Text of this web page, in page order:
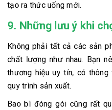
tạo ra thức uống mới.
9. Những lưu ý khi
Không phải tất cả các sản
chất lượng như nhau. Bạn
thương hiệu uy tín, có
quy trình sản xuất.
Bao bì đóng gói cũng rất